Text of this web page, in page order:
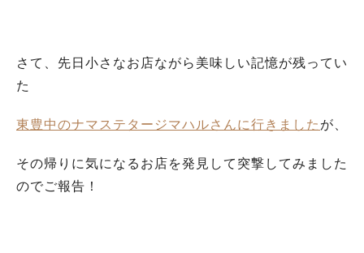
さて、先日小さなお店ながら美味しい記憶が残ってい
た
東豊中のナマステタージマハルさんに行きました が、
その帰りに気になるお店を発見して突撃してみました
のでご報告！